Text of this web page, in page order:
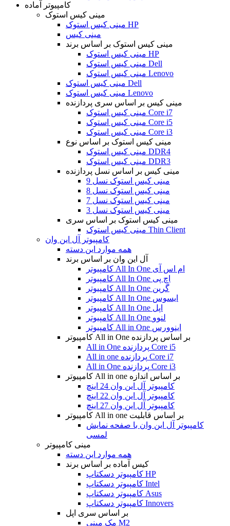
کامپیوتر آماده
مینی کیس استوک
مینی کیس استوک HP
مینی کیس
مینی کیس استوک بر اساس برند
مینی کیس استوک HP
مینی کیس استوک Dell
مینی کیس استوک Lenovo
مینی کیس استوک Dell
مینی کیس استوک Lenovo
مینی کیس بر اساس سری پردازنده
مینی کیس استوک Core i7
مینی کیس استوک Core i5
مینی کیس استوک Core i3
مینی کیس استوک بر اساس نوع
مینی کیس استوک DDR4
مینی کیس استوک DDR3
مینی کیس بر اساس نسل پردازنده
مینی کیس استوک نسل 9
مینی کیس استوک نسل 8
مینی کیس استوک نسل 7
مینی کیس استوک نسل 3
مینی کیس استوک بر اساس سری
مینی کیس استوک Thin Client
کامپیوتر آل این وان
همه موارد این دسته
آل این وان بر اساس برند
کامپیوتر All In One ام اس آی
کامپیوتر All In One اچ پی
کامپیوتر All In One گرین
کامپیوتر All In One ایسوس
کامپیوتر All In One اپل
کامپیوتر All In One لنوو
کامپیوتر All in One اینوورس
کامپیوتر All in One بر اساس پردازنده
All in One پردازنده Core i5
All in one پردازنده Core i7
All in One پردازنده Core i3
کامپیوتر All in one بر اساس اندازه
کامپیوتر آل این وان 24 اینچ
کامپیوتر آل این وان 22 اینچ
کامپیوتر آل این وان 27 اینچ
کامپیوتر All in one بر اساس قابلیت
کامپیوتر آل این وان با صفحه نمایش
لمسی
مینی کامپیوتر
همه موارد این دسته
کیس آماده بر اساس برند
کامپیوتر دسکتاپ HP
کامپیوتر دسکتاپ Intel
کامپیوتر دسکتاپ Asus
کامپیوتر دسکتاپ Innovers
بر اساس سری اپل
مک مینی M2